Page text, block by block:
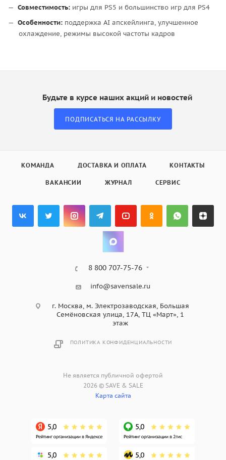
Совместимость: игры для PS5 и большинство игр для PS4
Особенности: поддержка AI апскейлинга, улучшенное
охлаждение, режимы высокой частоты кадров
Будьте в курсе наших акций и новостей
ПОДПИСАТЬСЯ НА РАССЫЛКУ
КОМАНДА ДОСТАВКА И ОПЛАТА КОНТАКТЫ
ВАКАНСИИ ЖУРНАЛ СЕРВИС
8 800 707-75-76
info@savensale.ru
г. Москва, м. Электрозаводская, Большая
Семёновская улица, 17А, ТЦ «Март», 1
этаж
ПОЛИТИКА КОНФИДЕНЦИАЛЬНОСТИ
Не является публичной офертой
2026 © SAVE & SALE
Карта сайта